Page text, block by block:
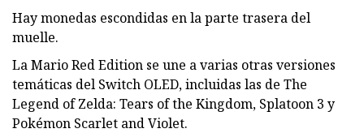
Hay monedas escondidas en la parte trasera del
muelle.
La Mario Red Edition se une a varias otras versiones
temáticas del Switch OLED, incluidas las de The
Legend of Zelda: Tears of the Kingdom, Splatoon 3 y
Pokémon Scarlet and Violet.